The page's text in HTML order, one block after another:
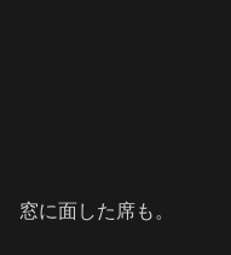
窓に面した席も。